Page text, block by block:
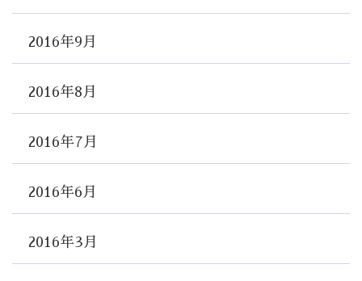
2016年9月
2016年8月
2016年7月
2016年6月
2016年3月